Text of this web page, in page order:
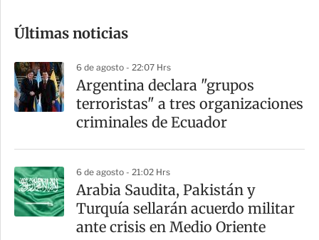
m
a
r
t
Últimas noticias
6 de agosto - 22:07 Hrs
Argentina declara "grupos
terroristas" a tres organizaciones
criminales de Ecuador
6 de agosto - 21:02 Hrs
Arabia Saudita, Pakistán y
Turquía sellarán acuerdo militar
ante crisis en Medio Oriente